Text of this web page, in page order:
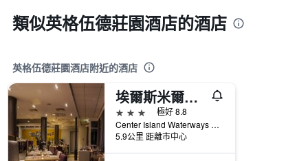
類似英格伍德莊園酒店的酒店
英格伍德莊園酒店附近的酒店
埃爾斯米爾港假日酒店 - 埃爾斯米爾港
3星級
極好 8.8
Center Island Waterways Lower Mersey St, 埃爾斯米爾港, 英國
5.9公里 距離市中心